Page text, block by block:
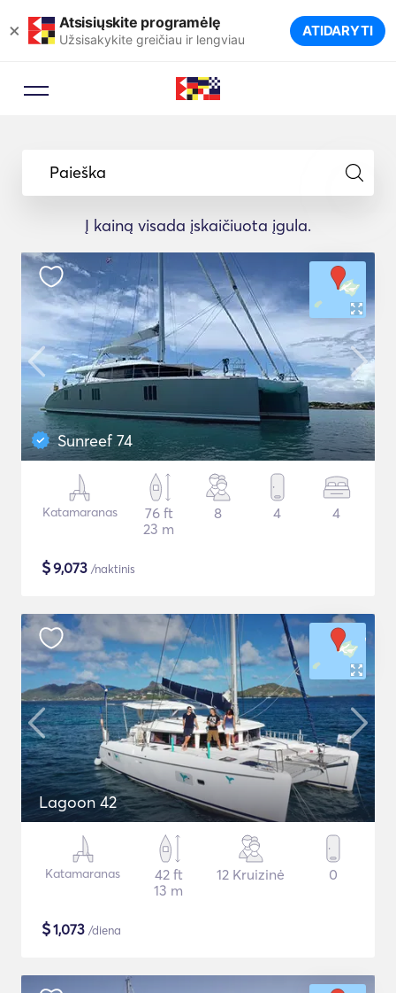
× Atsisiųskite programėlę
Užsisakykite greičiau ir lengviau ATIDARYTI
Paieška
Į kainą visada įskaičiuota įgula.
Sunreef 74
Katamaranas
76 ft
23 m
8 4 4
$9,073 /naktinis
Lagoon 42
Katamaranas
42 ft
13 m
12 Kruizinė 0
$1,073 /diena